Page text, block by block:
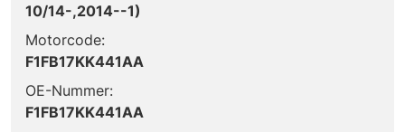
10/14-,2014--1)
Motorcode:
F1FB17KK441AA
OE-Nummer:
F1FB17KK441AA